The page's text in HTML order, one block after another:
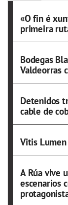
«O fin é
primeira
Bodegas
Valdeorras
Detenidos
cable de
Vitis
A Rúa vive
escenarios